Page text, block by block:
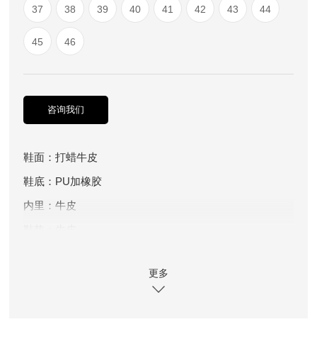
37 38 39 40 41 42 43 44
45 46
咨询我们
鞋面：打蜡牛皮
鞋底：PU加橡胶
内里：牛皮
重量：约670克（男款37码单只重量，每个码相差约15
更多